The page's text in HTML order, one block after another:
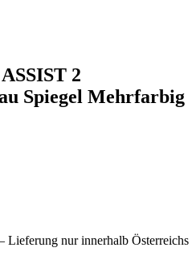
2
Spiegel Mehrfarbig
Lieferung nur innerhalb Österreichs